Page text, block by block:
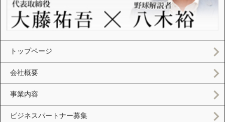
トップページ
会社概要
事業内容
ビジネスパートナー募集